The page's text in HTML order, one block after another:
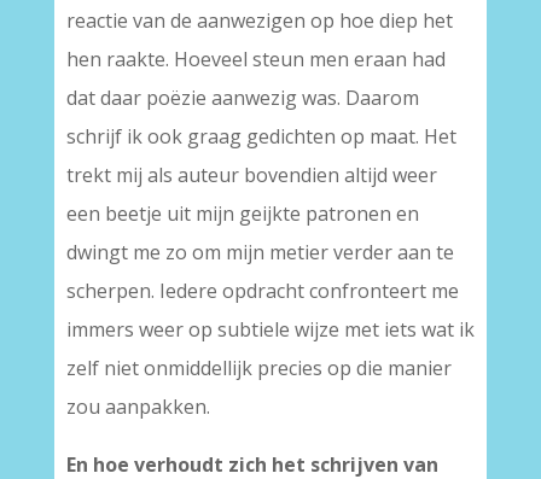
reactie van de aanwezigen op hoe diep het
hen raakte. Hoeveel steun men eraan had
dat daar poëzie aanwezig was. Daarom
schrijf ik ook graag gedichten op maat. Het
trekt mij als auteur bovendien altijd weer
een beetje uit mijn geijkte patronen en
dwingt me zo om mijn metier verder aan te
scherpen. Iedere opdracht confronteert me
immers weer op subtiele wijze met iets wat ik
zelf niet onmiddellijk precies op die manier
zou aanpakken.
En hoe verhoudt zich het schrijven van